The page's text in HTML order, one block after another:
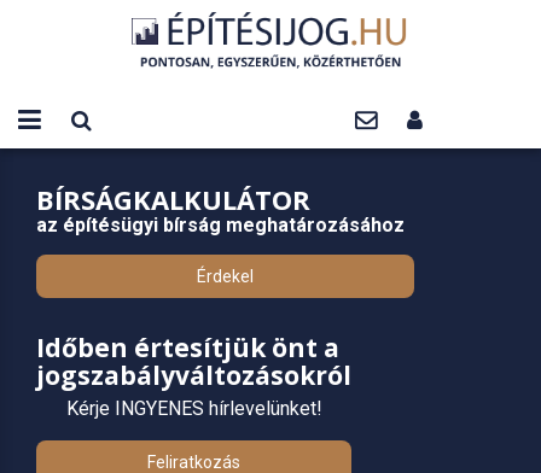
BÍRSÁGKALKULÁTOR
az építésügyi bírság meghatározásához
Érdekel
Időben értesítjük önt a
jogszabályváltozásokról
Kérje INGYENES hírlevelünket!
Feliratkozás